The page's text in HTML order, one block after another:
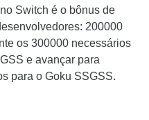
Switch é o bônus de
200000
os 300000 necessários
e avançar para
para o Goku SSGSS.